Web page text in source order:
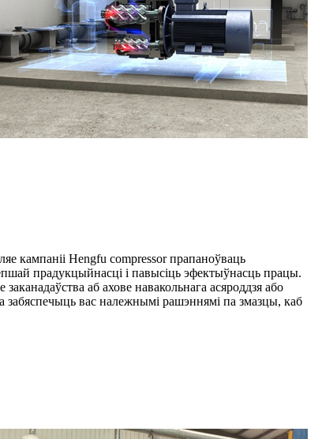
кампаніі Hengfu compressor прапаноўваць
прадукцыйнасці і павысіць эфектыўнасць працы.
аб ахове навакольнага асяроддзя або
вас належнымі рашэннямі па змазцы, каб